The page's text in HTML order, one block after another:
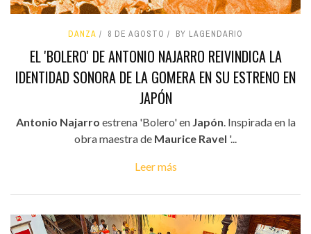
DANZA 8 DE AGOSTO BY LAGENDARIO
EL 'BOLERO' DE ANTONIO NAJARRO REIVINDICA LA
IDENTIDAD SONORA DE LA GOMERA EN SU ESTRENO EN
JAPÓN
Antonio Najarro estrena 'Bolero' en Japón. Inspirada en la
obra maestra de Maurice Ravel '...
Leer más